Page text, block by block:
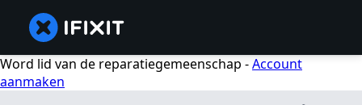
Word lid van de reparatiegemeenschap -Account
aanmaken